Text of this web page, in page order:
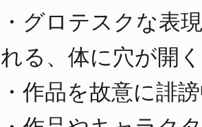
・グロテスクな表
れる、体に穴が開
・作品を故意に誹